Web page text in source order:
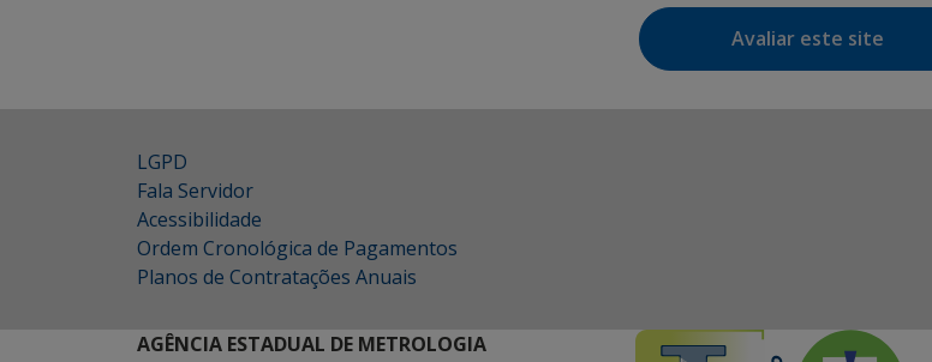
Avaliar este site
LGPD
Fala Servidor
Acessibilidade
Ordem Cronológica de Pagamentos
Planos de Contratações Anuais
AGÊNCIA ESTADUAL DE METROLOGIA